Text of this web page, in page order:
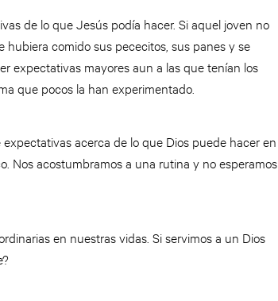
de lo que Jesús podía hacer. Si aquel joven no
comido sus pececitos, sus panes y se
expectativas mayores aun a las que tenían los
que pocos la han experimentado.
acerca de lo que Dios puede hacer en
Nos acostumbramos a una rutina y no esperamos
en nuestras vidas. Si servimos a un Dios